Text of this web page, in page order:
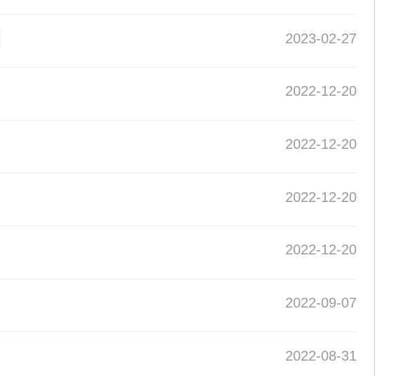
2023-02-27
2022-12-20
2022-12-20
2022-12-20
2022-12-20
2022-09-07
2022-08-31